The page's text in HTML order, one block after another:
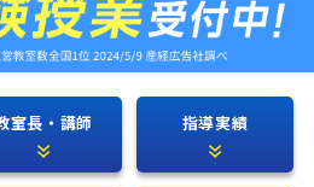
室長・講師 指導実績